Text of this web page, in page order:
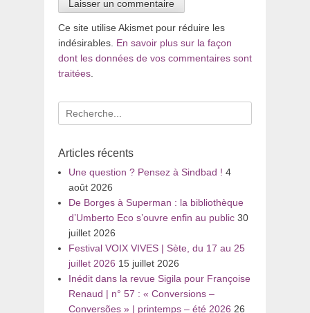
Ce site utilise Akismet pour réduire les
indésirables. En savoir plus sur la façon
dont les données de vos commentaires sont
traitées
Recherche
pour
Articles récents
Une question ? Pensez à Sindbad ! 4
août 2026
De Borges à Superman : la bibliothèque
d’Umberto Eco s’ouvre enfin au public 30
juillet 2026
Festival VOIX VIVES | Sète, du 17 au 25
juillet 2026 15 juillet 2026
Inédit dans la revue Sigila pour Françoise
Renaud | n° 57 : « Conversions –
Conversões » | printemps – été 2026 26